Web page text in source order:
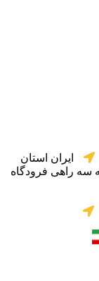
ایران استان
سه راهی فرودگاه